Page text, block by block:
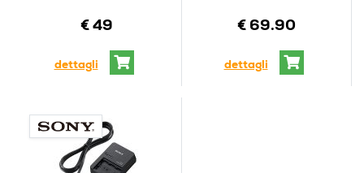
€ 49
dettagli
€ 69.90
dettagli